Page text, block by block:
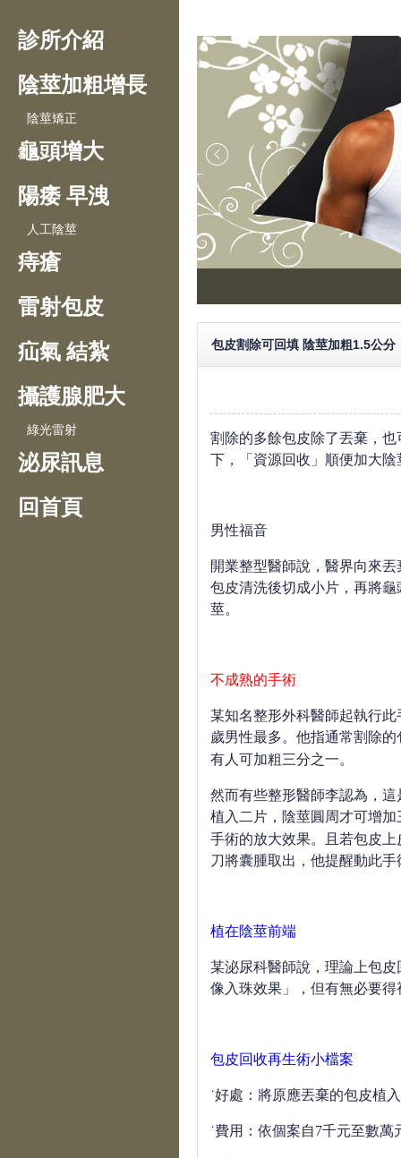
診所介紹
陰莖加粗增長
陰莖矯正
龜頭增大
陽痿 早洩
人工陰莖
痔瘡
雷射包皮
疝氣 結紮
攝護腺肥大
綠光雷射
泌尿訊息
回首頁
包皮割除可回填 陰莖加粗1.5公分
割除的多餘包皮除了丟棄，
下，「資源回收」順便加大
男性福音
開業整型醫師說，醫界向來
包皮清洗後切成小片，再將
莖。
不成熟的手術
某知名整形外科醫師起執行
歲男性最多。他指通常割除的
有人可加粗三分之一。
然而有些整形醫師李認為，
植入二片，陰莖圓周才可增加
手術的放大效果。且若包皮
刀將囊腫取出，他提醒動此
植在陰莖前端
某泌尿科醫師說，理論上包
像入珠效果」，但有無必要
包皮回收再生術小檔案
˙好處：將原應丟棄的包皮植
˙費用：依個案自7千元至數萬